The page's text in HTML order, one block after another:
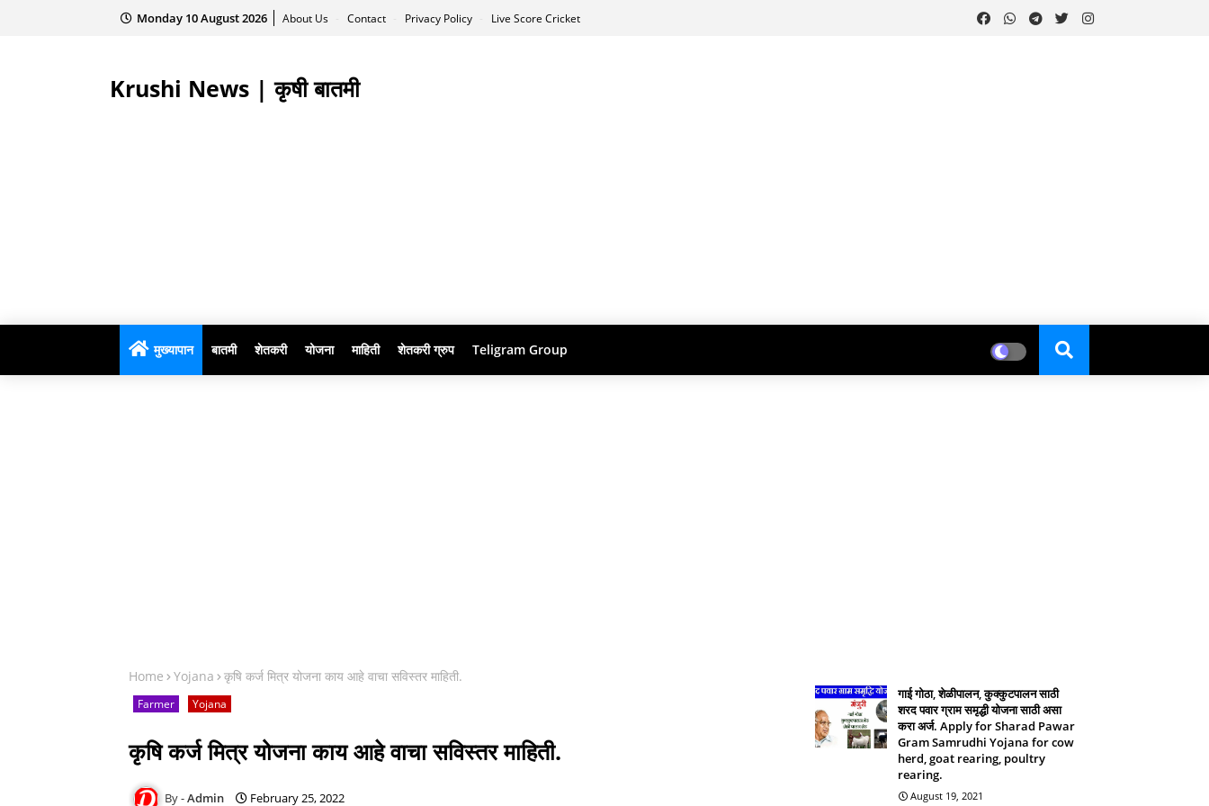
Monday 10 August 2026 About Us Contact Privacy Policy Live Score Cricket
Krushi News | कृषी बातमी
मुख्यापान बातमी शेतकरी योजना माहिती शेतकरी ग्रुप Teligram Group
Home Yojana कृषि कर्ज मित्र योजना काय आहे वाचा सविस्तर माहिती.
Farmer Yojana
कृषि कर्ज मित्र योजना काय आहे वाचा सविस्तर माहिती.
Admin February 25, 2022
गाई गोठा, शेळीपालन, कुक्कुटपालन साठी
शरद पवार ग्राम समृद्धी योजना साठी असा
करा अर्ज. Apply for Sharad Pawar
Gram Samrudhi Yojana for cow
herd, goat rearing, poultry
rearing.
August 19, 2021